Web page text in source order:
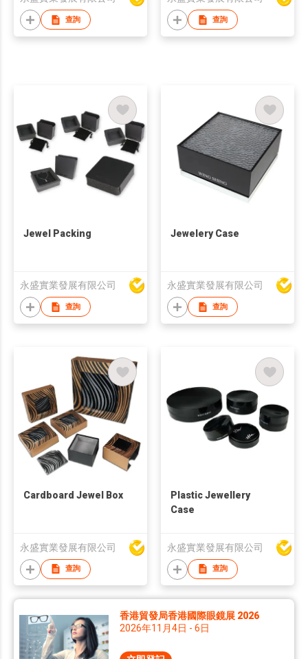
查詢 查詢
Jewel Packing
永盛實業發展有限公司
查詢
Jewelery Case
永盛實業發展有限公司
查詢
Cardboard Jewel Box
永盛實業發展有限公司
查詢
Plastic Jewellery
Case
永盛實業發展有限公司
查詢
香港貿發局香港國際眼鏡展 2026
2026年11月4日 - 6日